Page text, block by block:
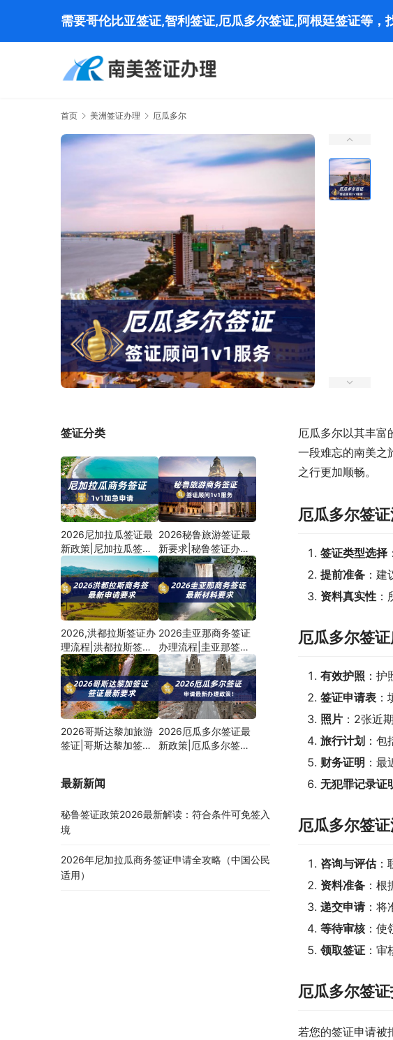
首页 美洲签证办理 厄瓜多尔
厄瓜多尔以其丰富
一段难忘的南美之
之行更加顺畅。
厄瓜多尔签
签证类型选择
提前准备 ：
资料真实性
厄瓜多尔签
有效护照 ：
签证申请表
照片 ：2张近
旅行计划 ：
财务证明 ：
无犯罪记录证
厄瓜多尔签
咨询与评估：
资料准备 ：
递交申请：将
等待审核：使
领取签证 ：
厄瓜多尔签
若您的签证申请被
签证分类
2026尼加拉瓜签证最
新政策|尼加拉瓜签证
办理流程
2026秘鲁旅游签证最
新要求|秘鲁签证办理
流程
2026,洪都拉斯签证办
理流程|洪都拉斯签证
申请材料
2026圭亚那商务签证
办理流程|圭亚那签证
最新政策
2026哥斯达黎加旅游
签证|哥斯达黎加签证
2026厄瓜多尔签证最
新政策|厄瓜多尔签证
最新新闻
秘鲁签证政策2026最新解读：符合条件可免签入
境
2026年尼加拉瓜商务签证申请全攻略（中国公民
适用）
需要哥伦比亚签证,智利签证,厄瓜多尔签证,阿根廷签证等，